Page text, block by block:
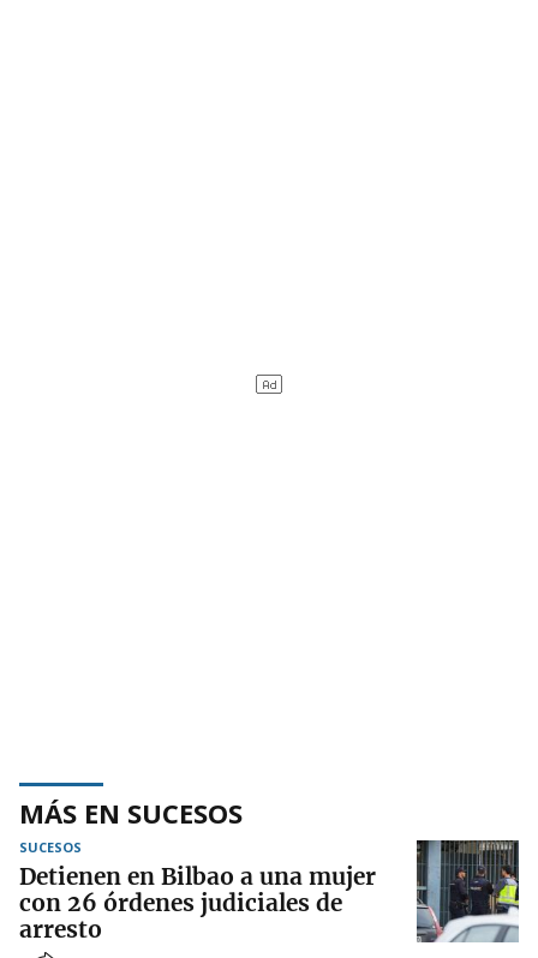
MÁS EN SUCESOS
SUCESOS
Detienen en Bilbao a una mujer
con 26 órdenes judiciales de
arresto